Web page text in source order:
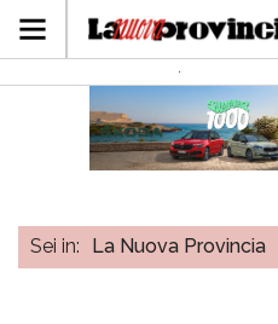
Sei in: La Nuova Provincia